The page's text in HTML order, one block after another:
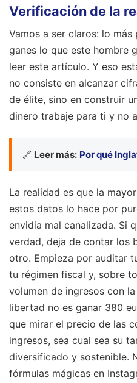
Verificación de la
Vamos a ser claros: lo más
ganes lo que este hombre
leer este artículo. Y eso
no consiste en alcanzar
de élite, sino en construir
dinero trabaje para ti y no
🔗 Leer más: Por qué
La realidad es que la
estos datos lo hace por
envidia mal canalizada. Si
verdad, deja de contar los
otro. Empieza por auditar
tu régimen fiscal y, sobre
volumen de ingresos con
libertad no es ganar 380
que mirar el precio de las
ingresos, sea cual sea su
diversificado y sostenible.
fórmulas mágicas en